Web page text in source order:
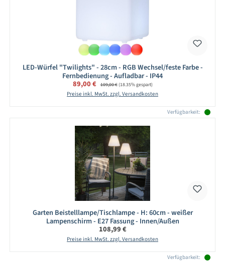
LED-Würfel "Twilights" - 28cm - RGB Wechsel/feste Farbe -
Fernbedienung - Aufladbar - IP44
Verkaufspreis:
89,00 € Regulärer Preis:
109,00 €(18.35% gespart)
Preise inkl. MwSt. zzgl. Versandkosten
Verfügbarkeit:
Garten Beistelllampe/Tischlampe - H: 60cm - weißer
Lampenschirm - E27 Fassung - Innen/Außen
Regulärer Preis:
108,99 €
Preise inkl. MwSt. zzgl. Versandkosten
Verfügbarkeit: